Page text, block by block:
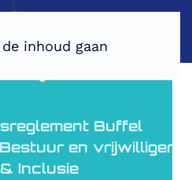
inhoud gaan
Buffel
en vrijwilligers
Inclusie